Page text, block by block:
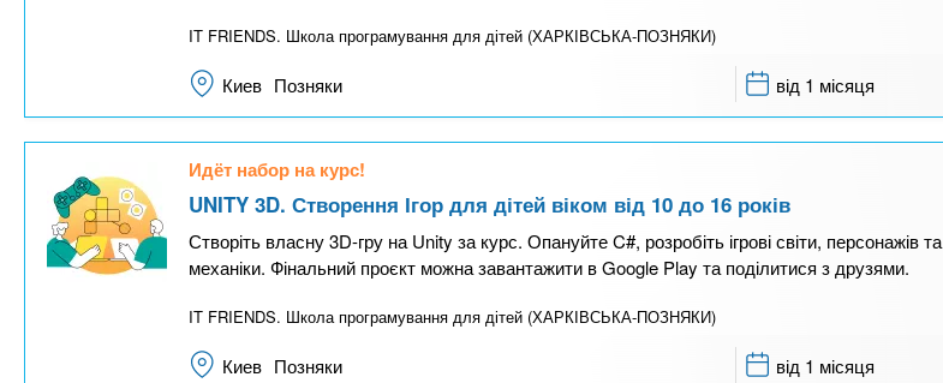
IT FRIENDS. Школа програмування для дітей (ХАРКІВСЬКА-ПОЗНЯКИ)
Киев Позняки від 1 місяця
Идёт набор на курс!
UNITY 3D. Створення Ігор для дітей віком від 10 до 16 років
Створіть власну 3D-гру на Unity за курс. Опануйте C#, розробіть ігрові світи, персонажів та
механіки. Фінальний проєкт можна завантажити в Google Play та поділитися з друзями.
IT FRIENDS. Школа програмування для дітей (ХАРКІВСЬКА-ПОЗНЯКИ)
Киев Позняки від 1 місяця